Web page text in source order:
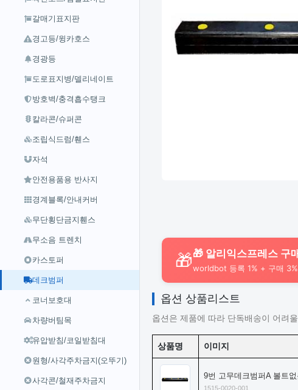
갈매기표지판
경고등/윙카호스
경광등
도로표지병/델리네이트
방호벽/충격흡수탱크
칼라콘/슈퍼콘
조립식드럼/휀스
자석
안전용품용 반사지
경계블록/안내커버
무단횡단금지휀스
무소음 트렌치
카스토퍼
데크범퍼
코너보호대
차량버팀목
유압받침/코일받침대
원형/사각주차금지(오뚜기)
사각콘/철재주차금지
🎁🎁 알리익스프레스 구
worldbot 등록 1% + 구매
옵션 상품리스트
옵션은 제품에 따라 단독배송이 어려
상품명 이미지
9번 고무데크범퍼A 볼트없
1515-0020-001